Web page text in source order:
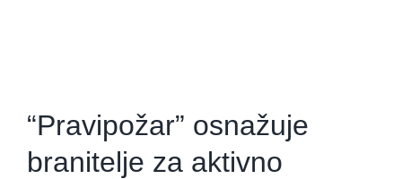
“Pravipožar” osnažuje
branitelje za aktivno